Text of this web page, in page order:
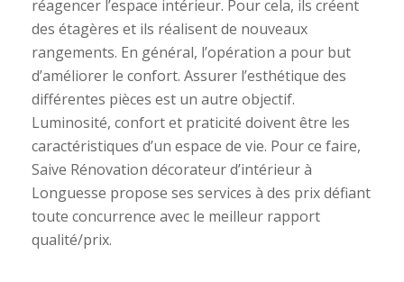
réagencer l’espace intérieur. Pour cela, ils créent
des étagères et ils réalisent de nouveaux
rangements. En général, l’opération a pour but
d’améliorer le confort. Assurer l’esthétique des
différentes pièces est un autre objectif.
Luminosité, confort et praticité doivent être les
caractéristiques d’un espace de vie. Pour ce faire,
Saive Rénovation décorateur d’intérieur à
Longuesse propose ses services à des prix défiant
toute concurrence avec le meilleur rapport
qualité/prix.